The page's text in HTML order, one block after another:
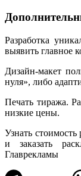
Разработка
выявить главное
Дизайн-макет
нуля», либо
Печать тиража.
низкие цены.
Узнать
и заказать
Главрекламы